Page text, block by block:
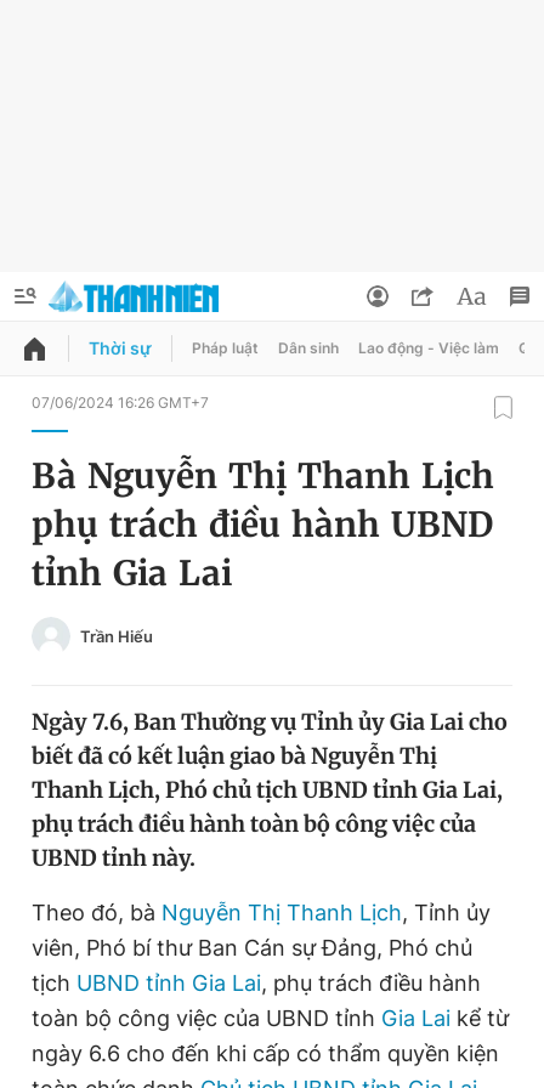
QUẢNG CÁO
Chuyên mục
Chuyên mục khác
Chào ngày mới
Video Magazine
Sản phẩm khác
Tiện ích Bạn cần biết
Thông tin tòa soạn Liên hệ quảng cáo
Đổi mật khẩu
Tin đã lưu
Thời sự Pháp luật Dân sinh Lao động - Việc làm
07/06/2024 16:26 GMT+7
Bà Nguyễn Thị Thanh Lịch
phụ trách điều hành UBND
tỉnh Gia Lai
Trần Hiếu
Ngày 7.6, Ban Thường vụ Tỉnh ủy Gia Lai cho
biết đã có kết luận giao bà Nguyễn Thị
Thanh Lịch, Phó chủ tịch UBND tỉnh Gia Lai,
phụ trách điều hành toàn bộ công việc của
UBND tỉnh này.
Theo đó, bà Nguyễn Thị Thanh Lịch, Tỉnh ủy
viên, Phó bí thư Ban Cán sự Đảng, Phó chủ
tịch UBND tỉnh Gia Lai, phụ trách điều hành
toàn bộ công việc của UBND tỉnh Gia Lai kể từ
ngày 6.6 cho đến khi cấp có thẩm quyền kiện